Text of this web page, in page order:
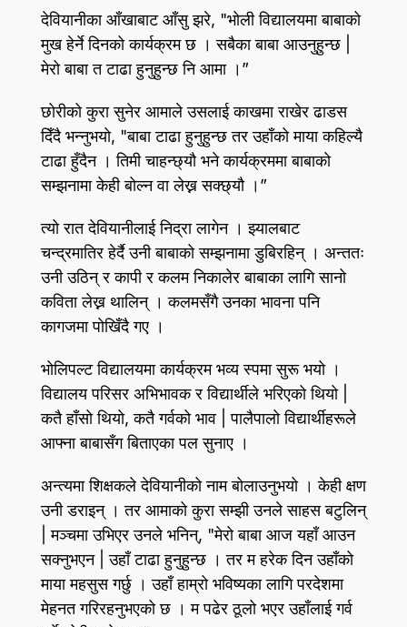
देवियानीका आँखाबाट आँसु झरे, "भोली विद्यालयमा बाबाको
मुख हेर्ने दिनको कार्यक्रम छ । सबैका बाबा आउनुहुन्छ |
मेरो बाबा त टाढा हुनुहुन्छ नि आमा ।”
छोरीको कुरा सुनेर आमाले उसलाई काखमा राखेर ढाडस
दिँदै भन्नुभयो, "बाबा टाढा हुनुहुन्छ तर उहाँको माया कहिल्यै
टाढा हुँदैन । तिमी चाहन्छ्यौ भने कार्यक्रममा बाबाको
सम्झनामा केही बोल्न वा लेख्न सक्छ्यौ ।”
त्यो रात देवियानीलाई निद्रा लागेन । झ्यालबाट
चन्द्रमातिर हेर्दै उनी बाबाको सम्झनामा डुबिरहिन्‌ । अन्ततः
उनी उठिन्‌ र कापी र कलम निकालेर बाबाका लागि सानो
कविता लेख्न थालिन्‌ । कलमसँगै उनका भावना पनि
कागजमा पोखिँदै गए ।
भोलिपल्ट विद्यालयमा कार्यक्रम भव्य स्पमा सुरू भयो ।
विद्यालय परिसर अभिभावक र विद्यार्थीले भरिएको थियो |
कतै हाँसो थियो, कतै गर्वको भाव | पालैपालो विद्यार्थीहरूले
आफ्ना बाबासँग बिताएका पल सुनाए ।
अन्त्यमा शिक्षकले देवियानीको नाम बोलाउनुभयो । केही क्षण
उनी डराइन्‌ । तर आमाको कुरा सम्झी उनले साहस बटुलिन्‌
| मञ्चमा उभिएर उनले भनिन्‌, "मेरो बाबा आज यहाँ आउन
सक्नुभएन | उहाँ टाढा हुनुहुन्छ । तर म हरेक दिन उहाँको
माया महसुस गर्छु । उहाँ हाम्रो भविष्यका लागि परदेशमा
मेहनत गरिरहनुभएको छ । म पढेर ठूलो भएर उहाँलाई गर्व